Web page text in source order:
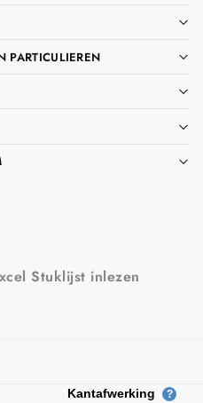
PARTICULIEREN
Stuklijst inlezen
Kantafwerking ?